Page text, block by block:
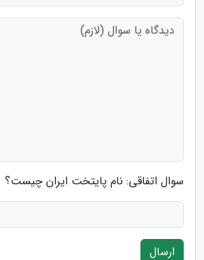
سوال اتفاقی: نام پایتخت ایران چیست؟
ارسال